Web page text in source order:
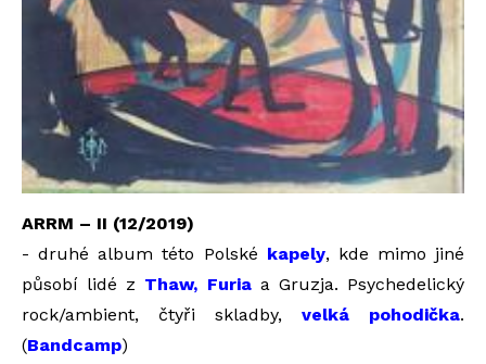
ARRM – II (12/2019)
- druhé album této Polské kapely, kde mimo jiné
působí lidé z Thaw, Furiaa Gruzja. Psychedelický
rock/ambient, čtyři skladby, velká pohodička.
(Bandcamp)